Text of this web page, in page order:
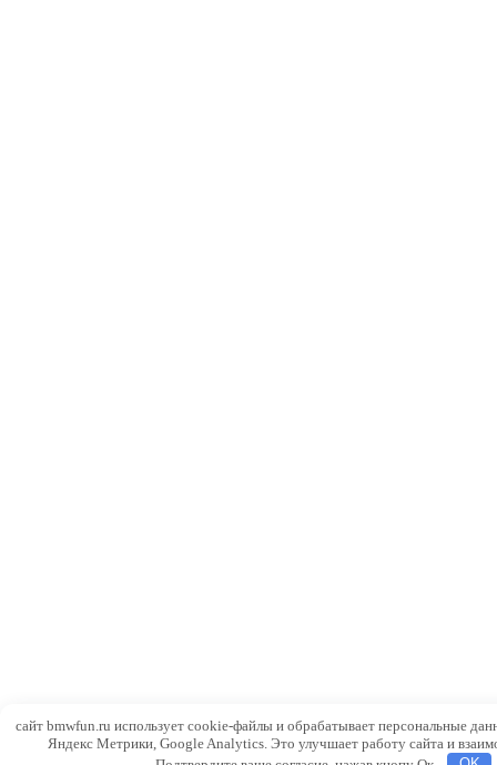
сайт bmwfun.ru использует cookie-файлы и обрабатывает персональные
Яндекс Метрики, Google Analytics. Это улучшает работу сайта и